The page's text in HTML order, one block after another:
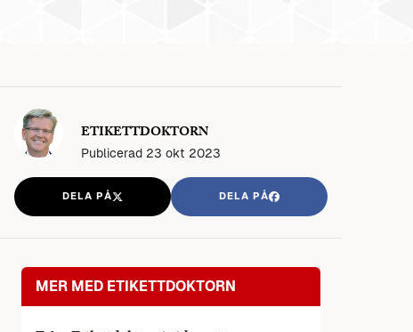
ETIKETTDOKTORN
Publicerad 23 okt 2023
DELA PÅ DELA PÅ
MER MED ETIKETTDOKTORN